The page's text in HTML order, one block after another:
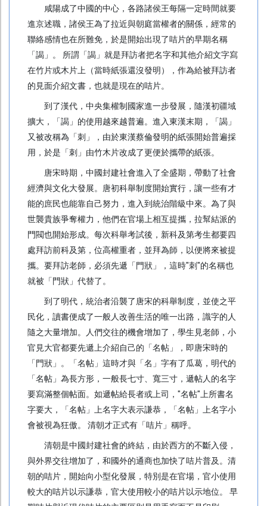
其他產品
噴 畫
Foamboard
Banner
易拉架
防水貼紙
海報
系 列
零售專區
零售-紙箱及包裝
展覽會印刷
學校印刷專區
本地知名創作品牌
服 務
T 恤定製 | 潮 T 發售
Tote Bag 現貨發售
增值服務
郵政通函 / 封貼
咸陽成了中國的中心，各路諸侯王每隔一定時間就要
進京述職，諸侯王為了拉近與朝庭當權者的關係，經常的
聯絡感情也在所難免，於是開始出現了咭片的早期名稱
「謁」。 所謂「謁」就是拜訪者把名字和其他介紹文字寫
在竹片或木片上（當時紙張還沒發明），作為給被拜訪者
的見面介紹文書，也就是現在的咭片。
到了漢代，中央集權制國家進一步發展，隨漢初疆域
擴大，「謁」的使用越來越普遍。進入東漢末期，「謁」
又被改稱為「刺」，由於東漢蔡倫發明的紙張開始普遍採
用，於是「刺」由竹木片改成了更便於攜帶的紙張。
唐宋時期，中國封建社會進入了全盛期，帶動了社會
經濟與文化大發展。唐初科舉制度開始實行，讓一些有才
能的庶民也能靠自己努力，進入到統治階級中來。為了與
世襲貴族爭奪權力，他們在官場上相互提攜，拉幫結派的
門閥也開始形成。每次科舉考試後，新科及第考生都要四
處拜訪前科及第，位高權重者，並拜為師，以便將來被提
攜。要拜訪老師，必須先遞「門狀」，這時"刺"的名稱也
就被「門狀」代替了。
到了明代，統治者沿襲了唐宋的科舉制度，並使之平
民化，讀書便成了一般人改善生活的唯一出路，識字的人
隨之大量增加。人們交往的機會增加了，學生見老師，小
官見大官都要先遞上介紹自己的「名帖」，即唐宋時的
「門狀」。「名帖」這時才與「名」字有了瓜葛，明代的
「名帖」為長方形，一般長七寸、寬三寸，遞帖人的名字
要寫滿整個帖面。如遞帖給長者或上司，"名帖"上所書名
字要大，「名帖」上名字大表示謙恭，「名帖」上名字小
會被視為狂傲。 清朝才正式有「咭片」稱呼。
清朝是中國封建社會的終結，由於西方的不斷入侵，
與外界交往增加了，和國外的通商也加快了咭片普及。清
朝的咭片，開始向小型化發展，特別是在官場，官小使用
較大的咭片以示謙恭，官大使用較小的咭片以示地位。 早